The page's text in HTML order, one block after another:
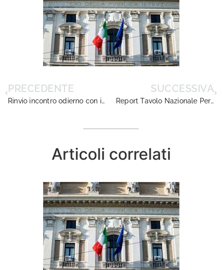
PRECEDENTE
Rinvio incontro odierno con il Ministero
SUCCESSIVA
Report Tavolo Nazionale Permanente – Incontro telematico del 30 ottobre 2020
Articoli correlati